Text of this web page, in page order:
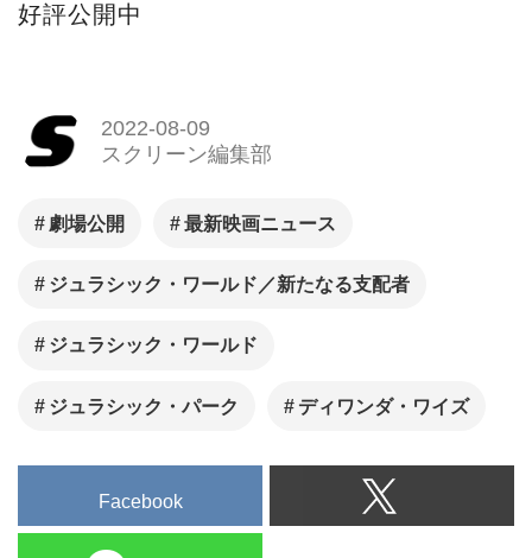
好評公開中
2022-08-09
スクリーン編集部
劇場公開 最新映画ニュース
ジュラシック・ワールド／新たなる支配者
ジュラシック・ワールド
ジュラシック・パーク ディワンダ・ワイズ
Facebook